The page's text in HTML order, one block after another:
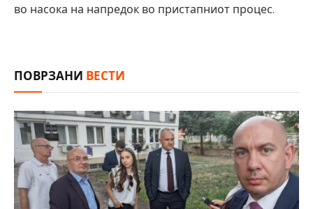
во насока на напредок во пристапниот процес.
ПОВРЗАНИ ВЕСТИ